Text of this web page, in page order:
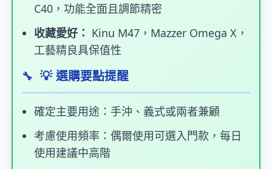
C40，功能全面且調節精密
收藏愛好： Kinu M47，Mazzer Omega X，
工藝精良具保值性
💡 選購要點提醒
確定主要用途：手沖、義式或兩者兼顧
考慮使用頻率：偶爾使用可選入門款，每日
使用建議中高階